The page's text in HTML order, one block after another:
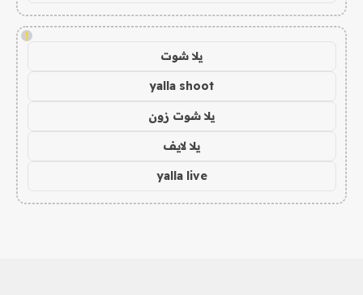
!
يلا شوت
yalla shoot
يلا شوت زون
يلا لايف
yalla live